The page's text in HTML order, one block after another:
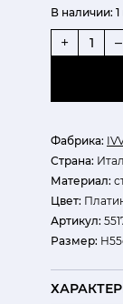
Фабрика:
Страна:
Материал:
Цвет:
Артикул:
Размер:
В наличии:
+ –